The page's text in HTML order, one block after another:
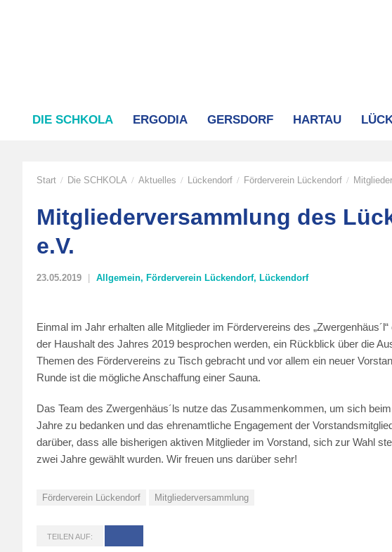
DIE SCHKOLA ERGODIA GERSDORF HARTAU
Start / Die SCHKOLA / Aktuelles / Lückendorf / Förderverein Lückendorf /
Mitgliederversammlung des
e.V.
23.05.2019 Allgemein, Förderverein Lückendorf, Lückendorf
Einmal im Jahr erhalten alle Mitglieder im Fördervereins des
der Haushalt des Jahres 2019 besprochen werden, ein Rückblick über die
Themen des Fördervereins zu Tisch gebracht und vor allem ein neuer
Runde ist die mögliche Anschaffung einer Sauna.
Das Team des Zwergenhäus´ls nutze das Zusammenkommen, um sich
Jahre zu bedanken und das ehrenamtliche Engagement der
darüber, dass alle bisherigen aktiven Mitglieder im Vorstand, sich zur Wahl
zwei Jahre gewählt wurden. Wir freuen uns darüber sehr!
Förderverein Lückendorf Mitgliederversammlung
TEILEN AUF: